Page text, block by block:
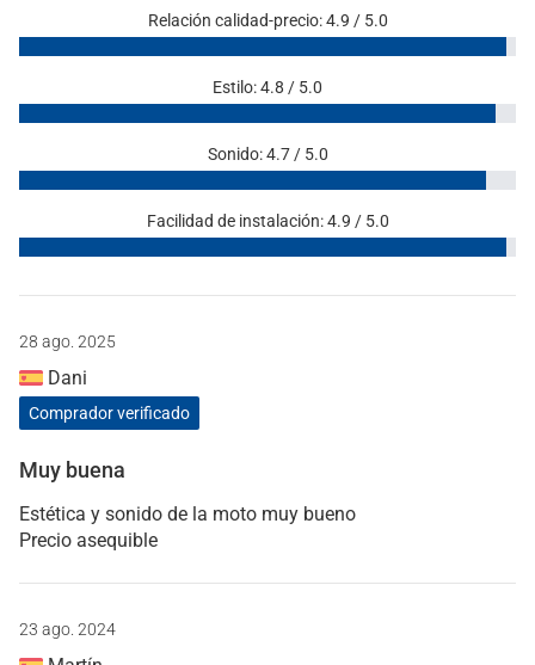
Relación calidad-precio: 4.9 / 5.0
Estilo: 4.8 / 5.0
Sonido: 4.7 / 5.0
Facilidad de instalación: 4.9 / 5.0
28 ago. 2025
Dani
Comprador verificado
Muy buena
Estética y sonido de la moto muy bueno
Precio asequible
23 ago. 2024